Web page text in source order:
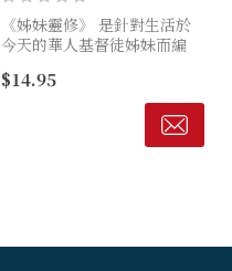
《姊妹靈修》 是針對生活於
今天的華人基督徒姊妹而編
助讀者一方面汲取真理的力
量，一方面學習應付人生不同
處境，是追求脫離空談，渴望
$14.95